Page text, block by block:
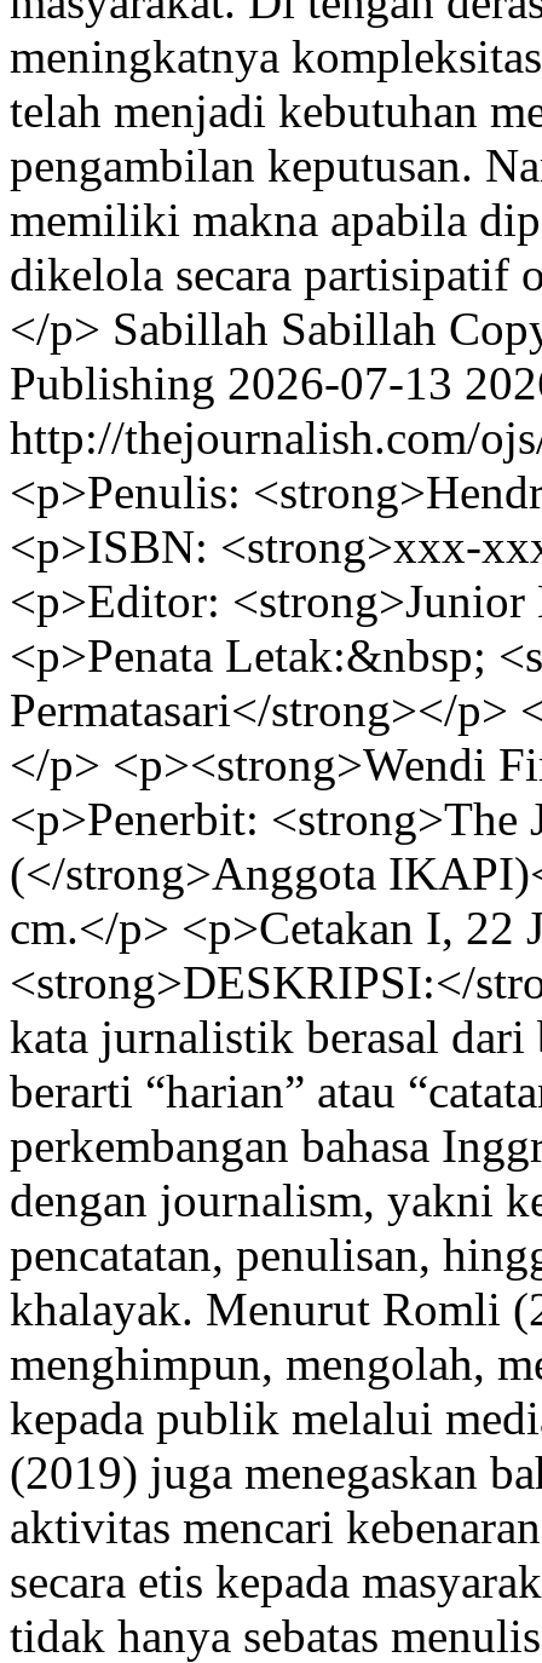
meningkatnya
telah menjadi kebutuhan
pengambilan keputusan.
memiliki makna apabila
dikelola secara partisipatif
</p> Sabillah Sabillah
Publishing 2026-07-13
http://thejournalish.com/
<p>Penulis:
<p>ISBN: <strong>xxx-
<p>Editor:
<p>Penata Letak:&nbsp;
Permatasari</strong></p>
</p> <p><strong>Wendi
<p>Penerbit: <strong>The
(</strong>Anggota
cm.</p> <p>Cetakan I, 22
<strong>DESKRIPSI:</
kata jurnalistik berasal
berarti “harian” atau
perkembangan bahasa
dengan journalism, yakni
pencatatan, penulisan,
khalayak. Menurut Romli
menghimpun, mengolah,
kepada publik melalui
(2019) juga menegaskan
aktivitas mencari
secara etis kepada
tidak hanya sebatas